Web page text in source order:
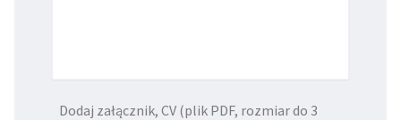
Dodaj załącznik, CV (plik PDF, rozmiar do 3